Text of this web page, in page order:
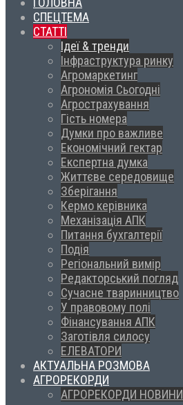
СПЕЦТЕМА
СТАТТІ
Ідеї & тренди
Інфраструктура ринку
Агромаркетинг
Агрономія Сьогодні
Агрострахування
Гість номера
Думки про важливе
Економічний гектар
Експертна думка
Життєве середовище
Зберігання
Кермо керівника
Механізація АПК
Питання бухгалтерії
Подія
Регіональний вимір
Редакторський погляд
Сучасне тваринництво
У правовому полі
Фінансування АПК
Заготівля силосу
ЕЛЕВАТОРИ
АКТУАЛЬНА РОЗМОВА
АГРОРЕКОРДИ
АГРОРЕКОРДИ НОВИНИ